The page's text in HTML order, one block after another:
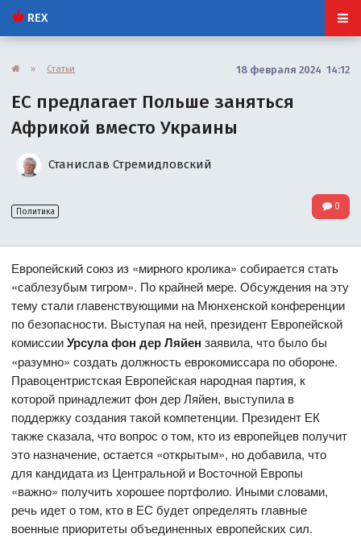
REX
» Статьи 18 февраля 2024 14:12
ЕС предлагает Польше заняться
Африкой вместо Украины
Станислав Стремидловский
Политика 0
Европейский союз из «мирного кролика» собирается стать
«саблезубым тигром». По крайней мере. Обсуждения на эту
тему стали главенствующими на Мюнхенской конференции
по безопасности. Выступая на ней, президент Европейской
комиссииУрсула фон дер Ляйензаявила, что было бы
«разумно» создать должность еврокомиссара по обороне.
Правоцентристская Европейская народная партия, к
которой принадлежит фон дер Ляйен, выступила в
поддержку создания такой компетенции. Президент ЕК
также сказала, что вопрос о том, кто из европейцев получит
это назначение, остается «открытым», но добавила, что
для кандидата из Центральной и Восточной Европы
«важно» получить хорошее портфолио. Иными словами,
речь идет о том, кто в ЕС будет определять главные
военные приоритеты объединенных европейских сил.